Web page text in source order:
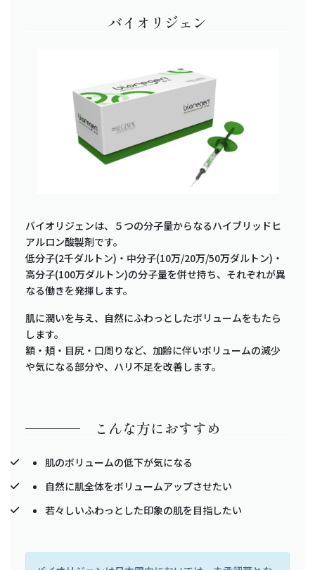
バイオリジェン
バイオリジェンは、５つの分子量からなるハイブリッドヒ
アルロン酸製剤です。
低分子(2千ダルトン)・中分子(10万/20万/50万ダルトン)・
高分子(100万ダルトン)の分子量を併せ持ち、それぞれが異
なる働きを発揮します。
肌に潤いを与え、自然にふわっとしたボリュームをもたら
します。
額・頬・目尻・口周りなど、加齢に伴いボリュームの減少
や気になる部分や、ハリ不足を改善します。
こんな方におすすめ
肌のボリュームの低下が気になる
自然に肌全体をボリュームアップさせたい
若々しいふわっとした印象の肌を目指したい